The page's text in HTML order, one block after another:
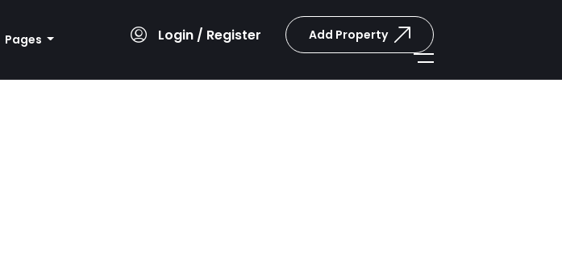
Pages Login / Register Add Property